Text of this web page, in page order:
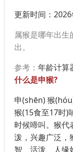
更新时间：
属猴是哪年出
出。
参考： 年龄计算
什么是申猴?
申(shēn) 猴
猴(15食至17时)
时候啼叫。猴代
泼，兴趣广泛，
智、活泼、人缘